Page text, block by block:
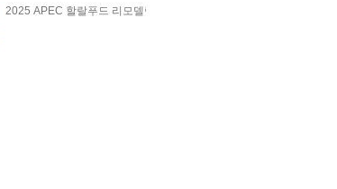
2025 APEC 할랄푸드 리모델링